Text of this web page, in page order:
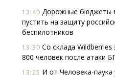
13:40 Дорожные бюджеты
пустить на защиту
беспилотников
13:30 Со склада Wildberries
800 человек после атаки
13:25 И от Человека-паука